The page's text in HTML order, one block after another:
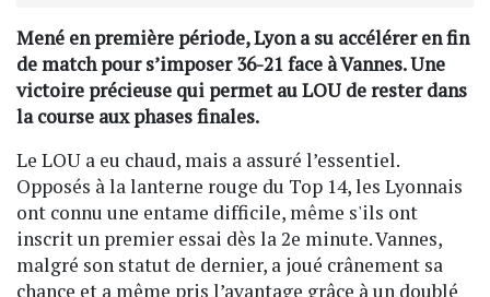
Mené en première période, Lyon a su accélérer en fin
de match pour s’imposer 36-21 face à Vannes. Une
victoire précieuse qui permet au LOU de rester dans
la course aux phases finales.
Le LOU a eu chaud, mais a assuré l’essentiel.
Opposés à la lanterne rouge du Top 14, les Lyonnais
ont connu une entame difficile, même s'ils ont
inscrit un premier essai dès la 2e minute. Vannes,
malgré son statut de dernier, a joué crânement sa
chance et a même pris l’avantage grâce à un doublé